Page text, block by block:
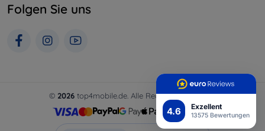
4.6 Exzellent
13575 Bewertungen
Folgen Sie uns
© 2026 top4mobile.de. Alle Rechte vorbehalten.